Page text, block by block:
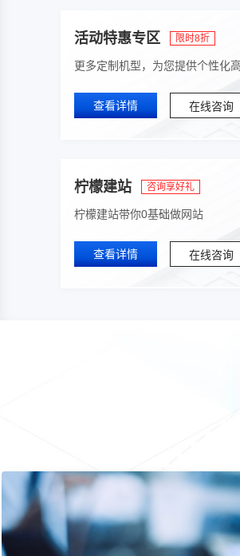
活动特惠专区 限时8折
查看详情 在线咨询
柠檬建站 咨询享好礼
柠檬建站带你0基础做网站
查看详情 在线咨询